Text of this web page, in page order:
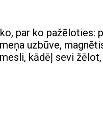
par ko pažēloties:
uzbūve,
kādēļ sevi